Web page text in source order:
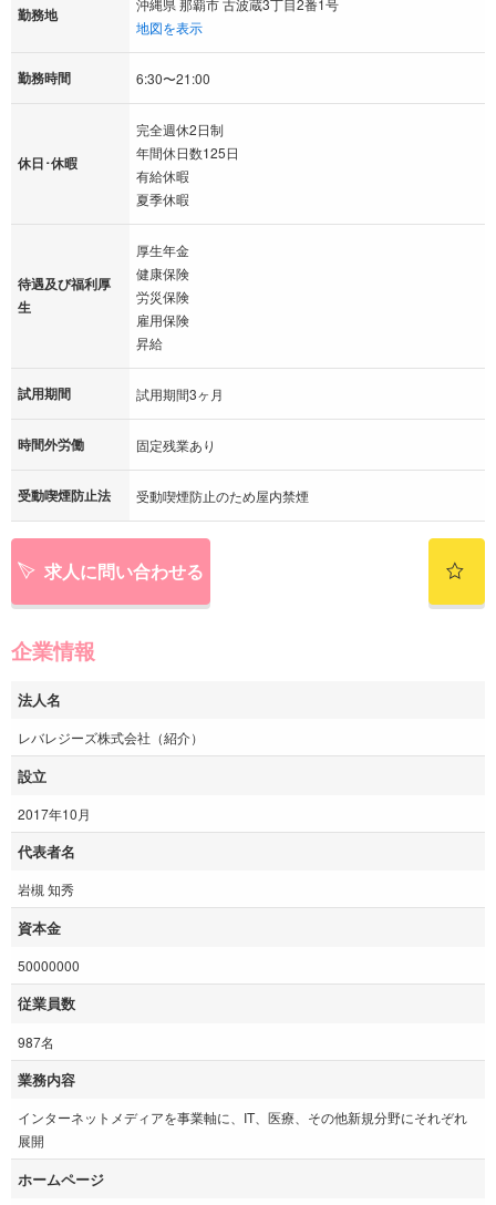
勤務地
地図を表示
勤務時間 6:30〜21:00
休日･休暇
完全週休2日制
年間休日数125日
有給休暇
夏季休暇
待遇及び福利厚
生
厚生年金
健康保険
労災保険
雇用保険
昇給
試用期間 試用期間3ヶ月
時間外労働 固定残業あり
受動喫煙防止法 受動喫煙防止のため屋内禁煙
求人に問い合わせる
企業情報
法人名
レバレジーズ株式会社（紹介）
設立
2017年10月
代表者名
岩槻 知秀
資本金
50000000
従業員数
987名
業務内容
インターネットメディアを事業軸に、IT、医療、その他新規分野にそれぞれ
展開
ホームページ